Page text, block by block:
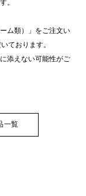
。
ム類）」をご注文い
ております。
添えない可能性がご
一覧